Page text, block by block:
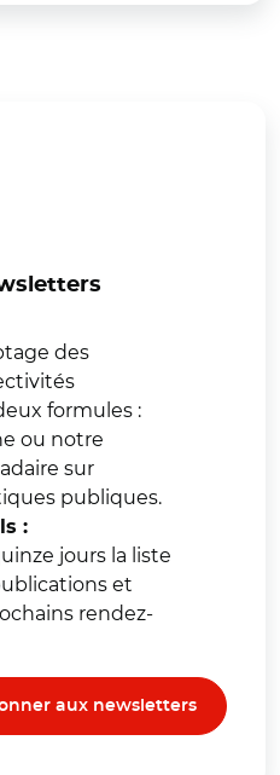
des
formules :
ou notre
sur
publiques.
:
jours la liste
et
rendez-
aux newsletters